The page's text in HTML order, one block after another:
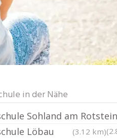
in der Nähe
Sohland am Rotstein
Löbau (3.12 km)